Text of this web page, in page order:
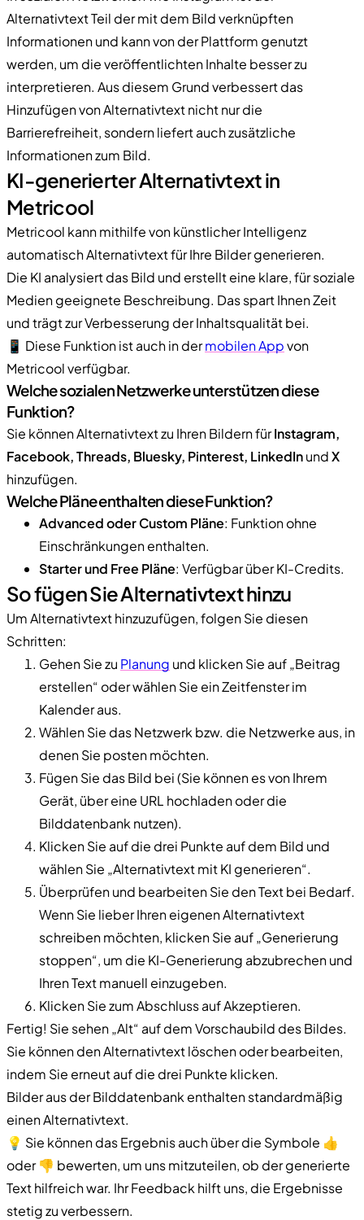
Alternativtext Teil der mit dem Bild verknüpften
Informationen und kann von der Plattform genutzt
werden, um die veröffentlichten Inhalte besser zu
interpretieren. Aus diesem Grund verbessert das
Hinzufügen von Alternativtext nicht nur die
Barrierefreiheit, sondern liefert auch zusätzliche
Informationen zum Bild.
KI-generierter Alternativtext in
Metricool
Metricool kann mithilfe von künstlicher Intelligenz
automatisch Alternativtext für Ihre Bilder generieren.
Die KI analysiert das Bild und erstellt eine klare, für soziale
Medien geeignete Beschreibung. Das spart Ihnen Zeit
und trägt zur Verbesserung der Inhaltsqualität bei.
📱 Diese Funktion ist auch in dermobilen Appvon
Metricool verfügbar.
Welche sozialen Netzwerke unterstützen diese
Funktion?
Sie können Alternativtext zu Ihren Bildern fürInstagram,
Facebook, Threads, Bluesky, Pinterest, LinkedInundX
hinzufügen.
Welche Pläne enthalten diese Funktion?
Advanced oder Custom Pläne: Funktion ohne
Einschränkungen enthalten.
Starter und Free Pläne: Verfügbar über KI-Credits.
So fügen Sie Alternativtext hinzu
Um Alternativtext hinzuzufügen, folgen Sie diesen
Schritten:
Gehen Sie zu Planung und klicken Sie auf „Beitrag
erstellen“ oder wählen Sie ein Zeitfenster im
Kalender aus.
Wählen Sie das Netzwerk bzw. die Netzwerke aus, in
denen Sie posten möchten.
Fügen Sie das Bild bei (Sie können es von Ihrem
Gerät, über eine URL hochladen oder die
Bilddatenbank nutzen).
Klicken Sie auf die drei Punkte auf dem Bild und
wählen Sie „Alternativtext mit KI generieren“.
Überprüfen und bearbeiten Sie den Text bei Bedarf.
Wenn Sie lieber Ihren eigenen Alternativtext
schreiben möchten, klicken Sie auf „Generierung
stoppen“, um die KI-Generierung abzubrechen und
Ihren Text manuell einzugeben.
Klicken Sie zum Abschluss auf Akzeptieren.
Fertig! Sie sehen „Alt“ auf dem Vorschaubild des Bildes.
Sie können den Alternativtext löschen oder bearbeiten,
indem Sie erneut auf die drei Punkte klicken.
Bilder aus der Bilddatenbank enthalten standardmäßig
einen Alternativtext.
💡 Sie können das Ergebnis auch über die Symbole 👍
oder 👎 bewerten, um uns mitzuteilen, ob der generierte
Text hilfreich war. Ihr Feedback hilft uns, die Ergebnisse
stetig zu verbessern.